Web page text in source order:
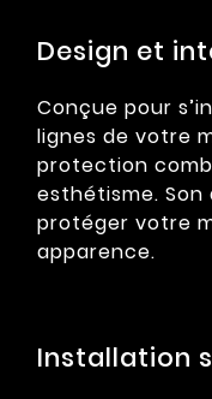
Design et
Conçue pour
lignes de votre
protection
esthétisme.
protéger votre
apparence.
Installation